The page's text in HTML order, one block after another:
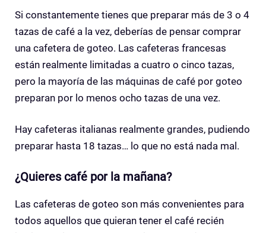
Si constantemente tienes que preparar más de 3 o 4
tazas de café a la vez, deberías de pensar comprar
una cafetera de goteo. Las cafeteras francesas
están realmente limitadas a cuatro o cinco tazas,
pero la mayoría de las máquinas de café por goteo
preparan por lo menos ocho tazas de una vez.
Hay cafeteras italianas realmente grandes, pudiendo
preparar hasta 18 tazas… lo que no está nada mal.
¿Quieres café por la mañana?
Las cafeteras de goteo son más convenientes para
todos aquellos que quieran tener el café recién